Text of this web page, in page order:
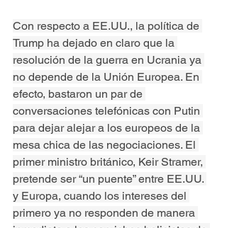
Con respecto a EE.UU., la política de
Trump ha dejado en claro que la
resolución de la guerra en Ucrania ya
no depende de la Unión Europea. En
efecto, bastaron un par de
conversaciones telefónicas con Putin
para dejar alejar a los europeos de la
mesa chica de las negociaciones. El
primer ministro británico, Keir Stramer,
pretende ser “un puente” entre EE.UU.
y Europa, cuando los intereses del
primero ya no responden de manera